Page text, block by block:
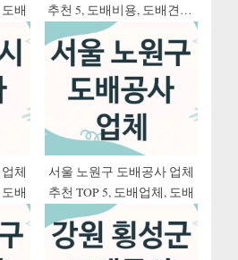
배
추천 5, 도배비용, 도배견적,
도배업체
체
배
서울 노원구 도배공사 업체
추천 TOP 5, 도배업체, 도배